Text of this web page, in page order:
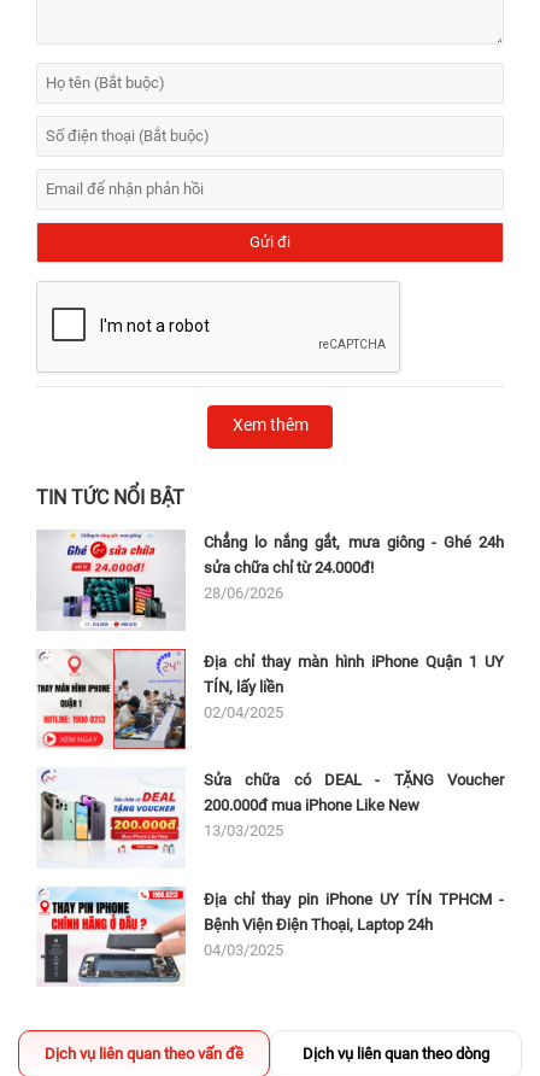
Xem thêm
TIN TỨC NỔI BẬT
Chẳng lo nắng gắt, mưa giông - Ghé 24h
sửa chữa chỉ từ 24.000đ!
28/06/2026
Địa chỉ thay màn hình iPhone Quận 1 UY
TÍN, lấy liền
02/04/2025
Sửa chữa có DEAL - TẶNG Voucher
200.000đ mua iPhone Like New
13/03/2025
Địa chỉ thay pin iPhone UY TÍN TPHCM -
Bệnh Viện Điện Thoại, Laptop 24h
04/03/2025
Dịch vụ liên quan theo vấn đề Dịch vụ liên quan theo dòng